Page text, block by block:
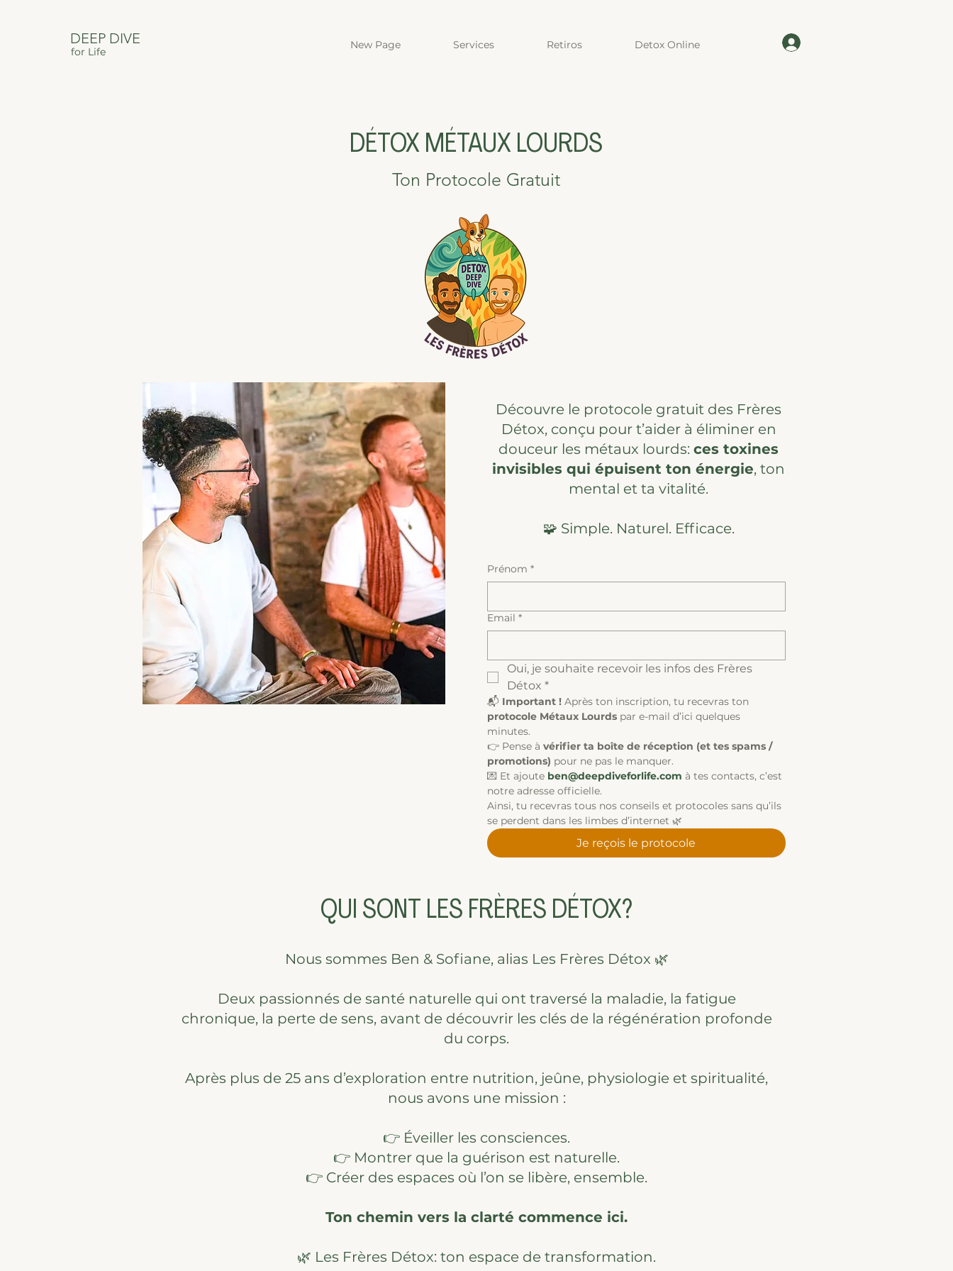
DEEP DIVE
for Life
New Page Services Retiros Detox Online
DÉTOX MÉTAUX LOURDS
Ton Protocole Gratuit
Découvre le protocole gratuit des Frères
Détox, conçu pour t’aider à éliminer en
douceur les métaux lourds: ces toxines
invisibles qui épuisent ton énergie, ton
mental et ta vitalité.
🧩 Simple. Naturel. Efficace.
Prénom *
Email *
Oui, je souhaite recevoir les infos des Frères
Détox *
📬 Important !
protocole Métaux Lourds par e-mail d’ici quelques
minutes.
👉 Pense à vérifier ta boîte de réception (et tes spams /
promotions) pour ne pas le manquer.
💌 Et ajoute ben@deepdiveforlife.com à tes contacts, c’est
notre adresse officielle.
Ainsi, tu recevras tous nos conseils et protocoles sans qu’ils
se perdent dans les limbes d’internet 🌿
Je reçois le protocole
QUI SONT LES FRÈRES DÉTOX?
Nous sommes Ben & Sofiane, alias Les Frères Détox 🌿
Deux passionnés de santé naturelle qui ont traversé la maladie, la fatigue
chronique, la perte de sens, avant de découvrir les clés de la régénération profonde
du corps.
Après plus de 25 ans d’exploration entre nutrition, jeûne, physiologie et spiritualité,
nous avons une mission :
👉 Éveiller les consciences.
👉 Montrer que la guérison est naturelle.
👉 Créer des espaces où l’on se libère, ensemble.
Ton chemin vers la clarté commence ici.
🌿 Les Frères Détox: ton espace de transformation.